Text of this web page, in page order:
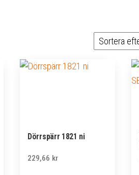
Dörrspärr 1821 ni
229,66 kr